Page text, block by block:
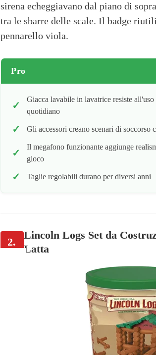
sirena echeggiavano dal piano di
tra le sbarre delle scale. Il badge
pennarello viola.
Pro
Giacca lavabile in lavatrice resiste all'uso
quotidiano
Gli accessori creano scenari di soccorso
Il megafono funzionante aggiunge
gioco
Taglie regolabili durano per diversi anni
2.
Lincoln Logs Set da
Latta